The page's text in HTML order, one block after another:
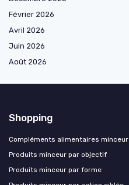
Février 2026
Avril 2026
Juin 2026
Août 2026
Shopping
Compléments alimentaires minceur
Produits minceur par objectif
Produits minceur par forme